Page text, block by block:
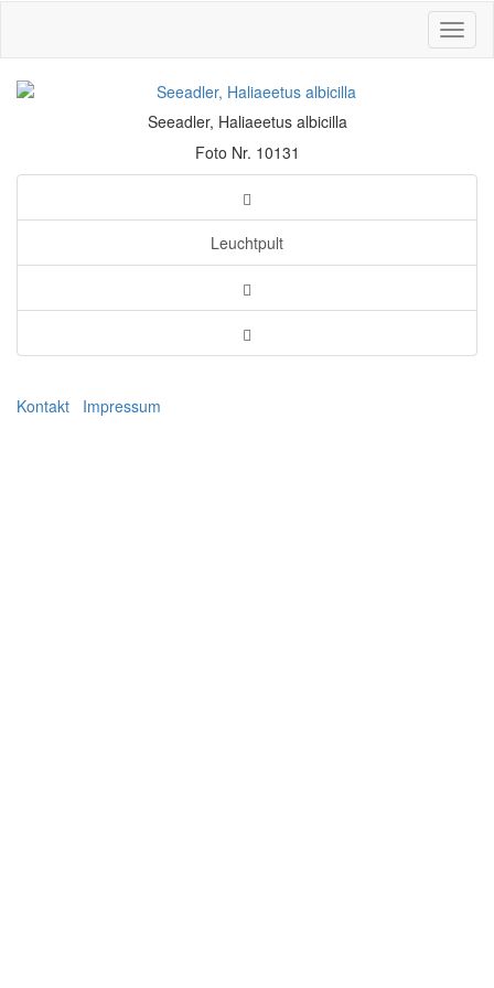
Seeadler, Haliaeetus albicilla
Foto Nr. 10131
Leuchtpult
Kontakt Impressum